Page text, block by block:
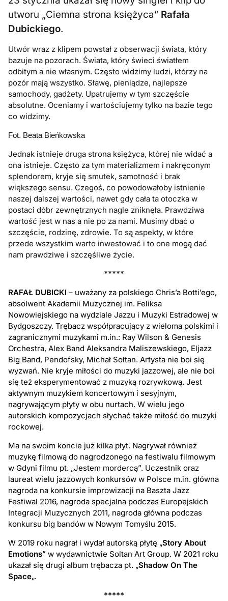
utworu „Ciemna strona księżyca” Rafała
Dubickiego.
Utwór wraz z klipem powstał z obserwacji świata, który
bazuje na pozorach. Świata, który świeci światłem
odbitym a nie własnym. Często widzimy ludzi, którzy na
pozór mają wszystko. Sławę, pieniądze, najlepsze
samochody, gadżety. Upatrujemy w tym szczęście
absolutne. Oceniamy i wartościujemy tylko na bazie tego
co widzimy.
Fot. Beata Bieńkowska
Jednak istnieje druga strona księżyca, której nie widać a
ona istnieje. Często za tym materializmem i nakręconym
splendorem, kryje się smutek, samotność i brak
większego sensu. Czegoś, co powodowałoby istnienie
naszej dalszej wartości, nawet gdy cała ta otoczka w
postaci dóbr zewnętrznych nagle zniknęła. Prawdziwa
wartość jest w nas a nie po za nami. Musimy dbać o
szczęście, rodzinę, zdrowie. To są aspekty, w które
przede wszystkim warto inwestować i to one mogą dać
nam prawdziwe i szczęśliwe życie.
*****
RAFAŁ DUBICKI– uważany za polskiego Chris’a Botti’ego,
absolwent Akademii Muzycznej im. Feliksa
Nowowiejskiego na wydziale Jazzu i Muzyki Estradowej w
Bydgoszczy. Trębacz współpracujący z wieloma polskimi i
zagranicznymi muzykami m.in.: Ray Wilson & Genesis
Orchestra, Alex Band Aleksandra Maliszewskiego, Eljazz
Big Band, Pendofsky, Michał Sołtan. Artysta nie boi się
wyzwań. Nie kryje miłości do muzyki jazzowej, ale nie boi
się też eksperymentować z muzyką rozrywkową. Jest
aktywnym muzykiem koncertowym i sesyjnym,
nagrywającym płyty w obu nurtach. W wielu jego
autorskich kompozycjach słychać także miłość do muzyki
rockowej.
Ma na swoim koncie już kilka płyt. Nagrywał również
muzykę filmową do nagrodzonego na festiwalu filmowym
w Gdyni filmu pt. „Jestem mordercą”. Uczestnik oraz
laureat wielu jazzowych konkursów w Polsce m.in. główna
nagroda na konkursie improwizacji na Baszta Jazz
Festiwal 2016, nagroda specjalna podczas Europejskich
Integracji Muzycznych 2011, nagroda główna podczas
konkursu big bandów w Nowym Tomyślu 2015.
W 2019 roku nagrał i wydał autorską płytę „Story About
Emotions” w wydawnictwie Soltan Art Group. W 2021 roku
ukazał się drugi album trębacza pt. „Shadow On The
Space„.
*****